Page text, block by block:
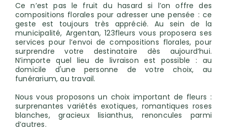
Ce n’est pas le fruit du hasard si l’on offre des
compositions florales pour adresser une pensée : ce
geste est toujours très apprécié. Au sein de la
municipalité, Argentan, 123fleurs vous proposera ses
services pour l’envoi de compositions florales, pour
surprendre votre destinataire dès aujourd’hui.
N’importe quel lieu de livraison est possible : au
domicile d'une personne de votre choix, au
funérarium, au travail.
Nous vous proposons un choix important de fleurs :
surprenantes variétés exotiques, romantiques roses
blanches, gracieux lisianthus, renoncules parmi
d’autres.